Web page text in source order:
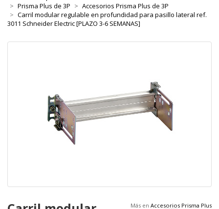
Prisma Plus de 3P
Accesorios Prisma Plus de 3P
Carril modular regulable en profundidad para pasillo lateral ref.
3011 Schneider Electric [PLAZO 3-6 SEMANAS]
Más en Accesorios Prisma Plus